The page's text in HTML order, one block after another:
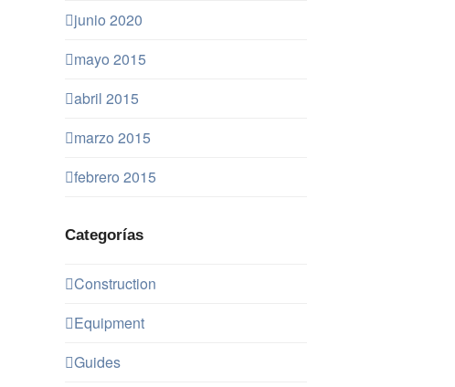
junio 2020
mayo 2015
abril 2015
marzo 2015
febrero 2015
Categorías
Construction
Equipment
Guides